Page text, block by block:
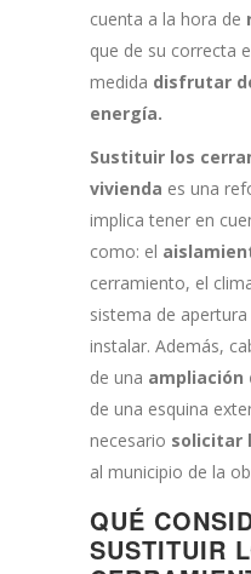
cuenta a la hora de
que de su correcta
medida disfrutar
energía.
Sustituir los
vivienda es una
implica tener en
como: el
cerramiento, el
sistema de
instalar. Además,
de una ampliación
de una esquina
necesario solicitar
al municipio de la
QUÉ
SUSTITUIR